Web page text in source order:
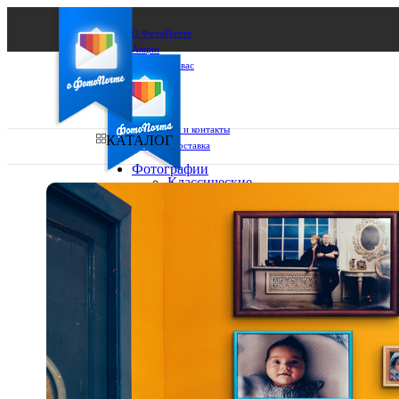
О ФотоПочте
Акции
Сделаем за вас
Бизнесу
FAQ
Франшиза
Поддержка и контакты
Оплата и доставка
Ваш город:
Выберите из списка:
КАТАЛОГ
Фотографии
Классические
10х10
10х15
13х18
15х15
30х30
30х40